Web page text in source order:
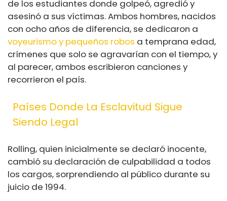
de los estudiantes donde golpeó, agredió y
asesinó a sus víctimas. Ambos hombres, nacidos
con ocho años de diferencia, se dedicaron a
voyeurismo y pequeños robos a temprana edad,
crímenes que solo se agravarían con el tiempo, y
al parecer, ambos escribieron canciones y
recorrieron el país.
Países Donde La Esclavitud Sigue
Siendo Legal
Rolling, quien inicialmente se declaró inocente,
cambió su declaración de culpabilidad a todos
los cargos, sorprendiendo al público durante su
juicio de 1994.